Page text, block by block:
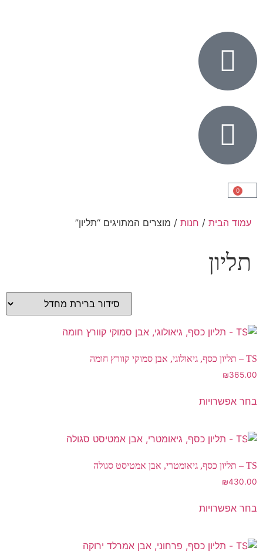
0
עמוד הבית / חנות / מוצרים המתויגים “תליון”
תליון
TS – תליון כסף, גיאולוגי, אבן סמוקי קוורץ חומה
₪365.00
בחר אפשרויות
TS – תליון כסף, גיאומטרי, אבן אמטיסט סגולה
₪430.00
בחר אפשרויות